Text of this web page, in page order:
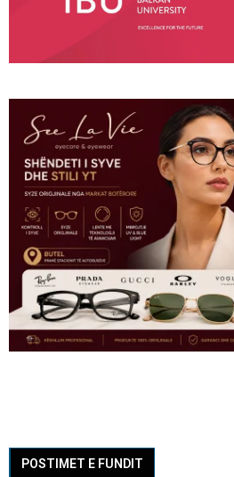
POSTIMET E FUNDIT